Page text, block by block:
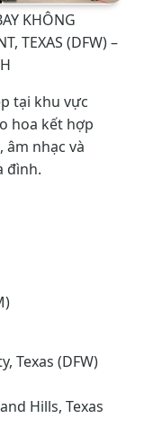
KHÔNG
TEXAS (DFW) –
tại khu vực
hoa kết hợp
nhạc và
đình.
Texas (DFW)
Hills, Texas